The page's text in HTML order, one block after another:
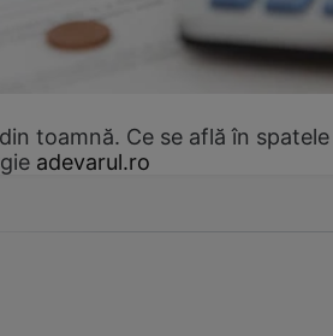
toamnă. Ce se află în spatele
adevarul.ro